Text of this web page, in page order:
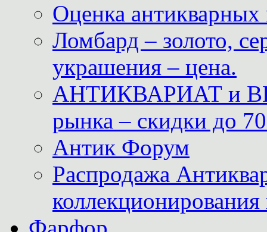
Оценка антикварных
Ломбард – золото,
украшения – цена.
АНТИКВАРИАТ и
рынка – скидки до
Антик Форум
Распродажа